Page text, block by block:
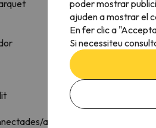
adjacents disponibles
poder mostrar
ajuden a mostrar el
En fer clic a
Si necessiteu